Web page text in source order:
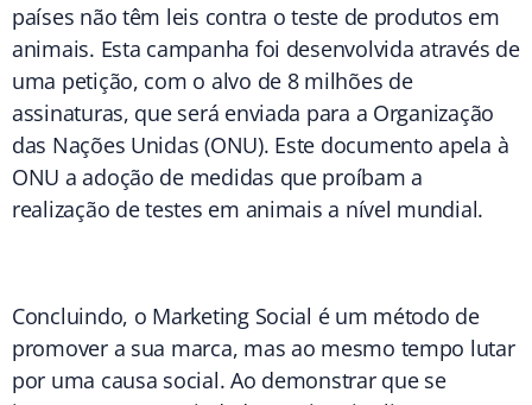
países não têm leis contra o teste de produtos em
animais. Esta campanha foi desenvolvida através de
uma petição, com o alvo de 8 milhões de
assinaturas, que será enviada para a Organização
das Nações Unidas (ONU). Este documento apela à
ONU a adoção de medidas que proíbam a
realização de testes em animais a nível mundial.
Concluindo, o Marketing Social é um método de
promover a sua marca, mas ao mesmo tempo lutar
por uma causa social. Ao demonstrar que se